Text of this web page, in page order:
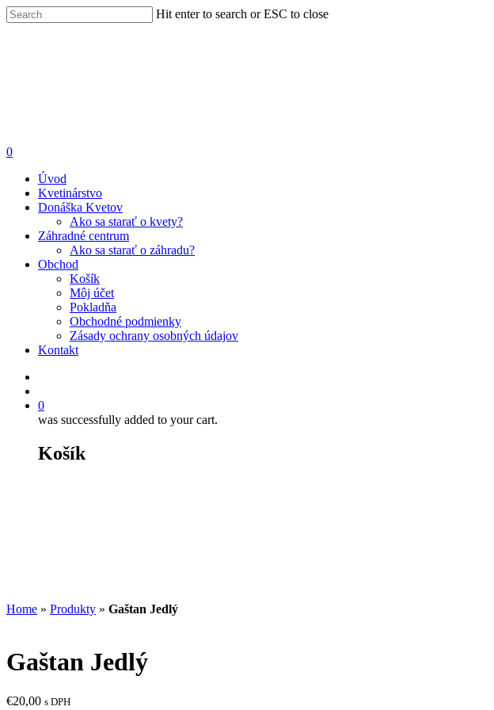
Hit enter to search or ESC to close
0
Úvod
Kvetinárstvo
Donáška Kvetov
Ako sa starať o kvety?
Záhradné centrum
Ako sa starať o záhradu?
Obchod
Košík
Môj účet
Pokladňa
Obchodné podmienky
Zásady ochrany osobných údajov
Kontakt
0
was successfully added to your cart.
Košík
Home » Produkty » Gaštan Jedlý
Gaštan Jedlý
€20,00 s DPH